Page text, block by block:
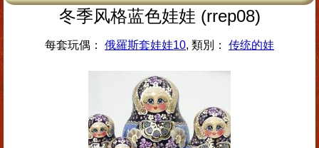
冬季风格蓝色娃娃 (rrep08)
每套玩偶： 俄羅斯套娃娃10, 類別： 传统的娃